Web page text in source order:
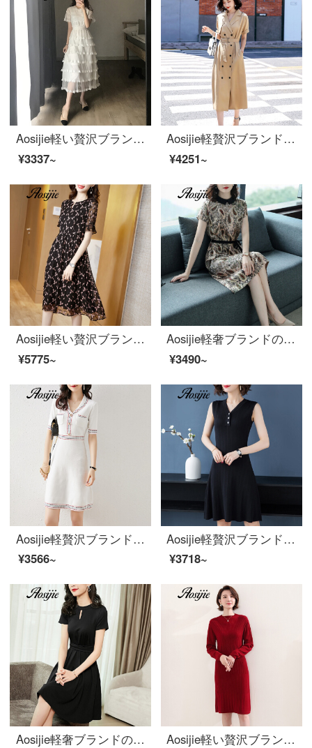
Aosijie軽い贅沢ブランドの婦人服の網の糸のレースのワンピースの女性の復古する王女のカステラのスカートの2020夏の新型のファッションのフランス式のひざ越しの気質のロングスカートの白色XS
¥3337~
Aosijie軽贅沢ブランド婦人服V襟半袖ワンピース女性2020夏新作のベルトはウエストが細く見える雰囲気のスーツのスカートの中の長目の減少年齢を表します。
¥4251~
Aosijie軽い贅沢ブランドの婦人服の重さはシルクプリントのワンピース女性の2020夏の新型の腰を収めて明らかにやせて腹の中で長い項の桑蚕糸のスカートの黒色Lを遮ります。
¥5775~
Aosijie軽奢ブランドの女装シフォンプリントのワンピース女性夏の半袖の子供の襟の中のロングスカートの修身は腰を収めてやせているハイエンドの気質A字のスカートのアンズ色を現します。
¥3490~
Aosijie軽贅沢ブランドの婦人服-2020春夏新作ボタン装飾ステッチニットスカートVネックラインの明るいウエストのワンピース白S
¥3566~
Aosijie軽贅沢ブランドの婦人服の氷のガーターのスカートのニット袖なしVネックのベストスカートの女性の2020新型のゆったりとした外装のワンピースの中の長いスタイルの修理黒M
¥3718~
Aosijie軽奢ブランドの女装ハーバーン風の丸首半袖ワンピース2020春夏新スタイルのバンド修身が著しい痩身中ロングドレスのスカート黒M
Aosijie軽い贅沢ブランドの婦人服ニットウールのワンピース女性2020秋の新作のセーター、尻のスカートのストライプの修身が明らかにやせている中、長いスタイルのボトムスカート、ナツメの赤い160。